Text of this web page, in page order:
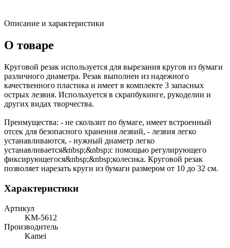
Описание и характеристики
О товаре
Круговой резак используется для вырезания кругов из бумаги
различного диаметра. Резак выполнен из надежного
качественного пластика и имеет в комплекте 3 запасных
острых лезвия. Испольхуется в скрапбукинге, рукоделии и
других видах творчества.
Преимущества: - не скользит по бумаге, имеет встроенный
отсек для безопасного хранения лезвий, - лезвия легко
устанавливаются, - нужный диаметр легко
устанавливается&nbsp;&nbsp;с помощью регулирующего
фиксирующегося&nbsp;&nbsp;колесика. Круговой резак
позволяет нарезать круги из бумаги размером от 10 до 32 см.
Характеристики
Артикул
KM-5612
Производитель
Kamei